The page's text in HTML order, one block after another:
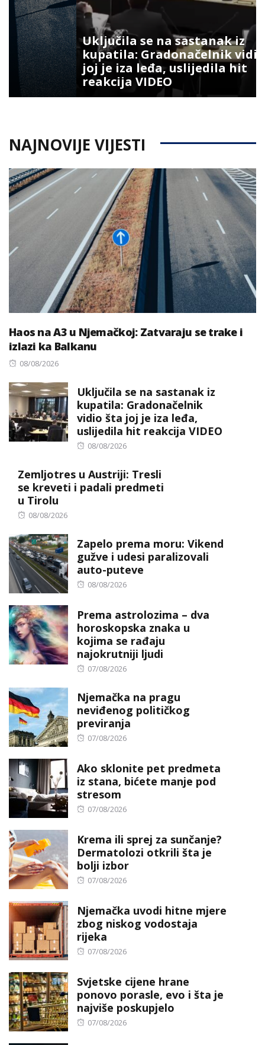
Uključila se na sastanak iz
kupatila: Gradonačelnik vidio šta
joj je iza leđa, uslijedila hit
reakcija VIDEO
NAJNOVIJE VIJESTI
Haos na A3 u Njemačkoj: Zatvaraju se trake i
izlazi ka Balkanu
Posted
08/08/2026
Uključila se na sastanak iz
kupatila: Gradonačelnik
vidio šta joj je iza leđa,
uslijedila hit reakcija VIDEO
Posted
08/08/2026
Zemljotres u Austriji: Tresli
se kreveti i padali predmeti
u Tirolu
Posted
08/08/2026
Zapelo prema moru: Vikend
gužve i udesi paralizovali
auto-puteve
Posted
08/08/2026
Prema astrolozima – dva
horoskopska znaka u
kojima se rađaju
najokrutniji ljudi
Posted
07/08/2026
Njemačka na pragu
neviđenog političkog
previranja
Posted
07/08/2026
Ako sklonite pet predmeta
iz stana, bićete manje pod
stresom
Posted
07/08/2026
Krema ili sprej za sunčanje?
Dermatolozi otkrili šta je
bolji izbor
Posted
07/08/2026
Njemačka uvodi hitne mjere
zbog niskog vodostaja
rijeka
Posted
07/08/2026
Svjetske cijene hrane
ponovo porasle, evo i šta je
najviše poskupjelo
Posted
07/08/2026